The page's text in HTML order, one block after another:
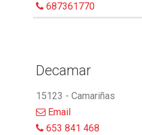
687361770
Decamar
15123 - Camariñas
Email
653 841 468